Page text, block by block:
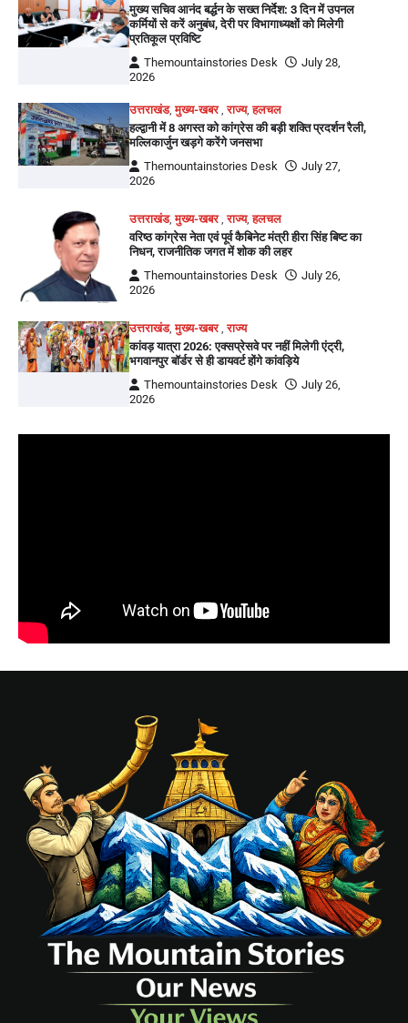
मुख्य सचिव आनंद बर्द्धन के सख्त निर्देश: 3 दिन में उपनल
कर्मियों से करें अनुबंध, देरी पर विभागाध्यक्षों को मिलेगी
प्रतिकूल प्रविष्टि
Themountainstories Desk
July 28,
2026
उत्तराखंड,मुख्य-खबर,राज्य,हलचल
हल्द्वानी में 8 अगस्त को कांग्रेस की बड़ी शक्ति प्रदर्शन रैली,
मल्लिकार्जुन खड़गे करेंगे जनसभा
Themountainstories Desk
July 27,
2026
उत्तराखंड,मुख्य-खबर,राज्य,हलचल
वरिष्ठ कांग्रेस नेता एवं पूर्व कैबिनेट मंत्री हीरा सिंह बिष्ट का
निधन, राजनीतिक जगत में शोक की लहर
Themountainstories Desk
July 26,
2026
उत्तराखंड,मुख्य-खबर,राज्य
कांवड़ यात्रा 2026: एक्सप्रेसवे पर नहीं मिलेगी एंट्री,
भगवानपुर बॉर्डर से ही डायवर्ट होंगे कांवड़िये
Themountainstories Desk
July 26,
2026